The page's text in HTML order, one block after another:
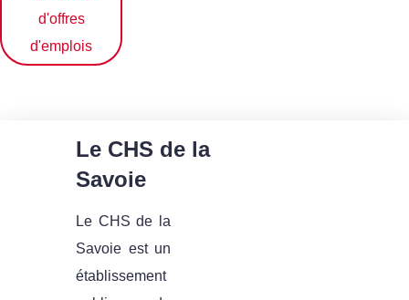
d'offres
d'emplois
Le CHS de la
Savoie
Le CHS de la
Savoie est un
établissement